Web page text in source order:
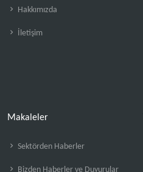
Hakkımızda
İletişim
Makaleler
Sektörden Haberler
Bizden Haberler ve Duyurular